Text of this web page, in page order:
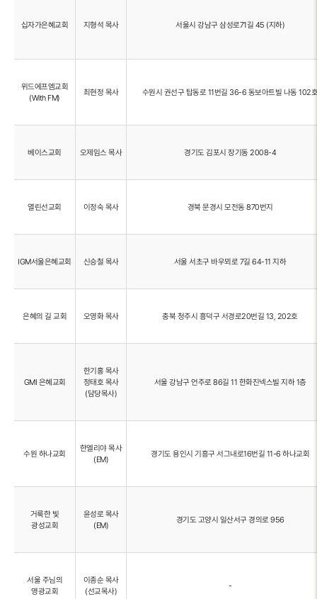
십자가은혜교회 지형석 목사 서울시 강남구 삼성로71길 45 (지하)
위드에프엠교회
(With FM)
최현정 목사 수원시 권선구 탑동로 11번길 36-6 동보아트빌 나동 102
베이스교회 오제임스 목사 경기도 김포시 장기동 2008-4
열린선교회 이정숙 목사 경북 문경시 모전동 870번지
IGM서울은혜교회 신승철 목사 서울 서초구 바우뫼로 7길 64-11 지하
은혜의 길 교회 오영화 목사 충북 청주시 흥덕구 서경로20번길 13, 202호
GMI 은혜교회
한기홍 목사
정태호 목사
(담당목사)
서울 강남구 언주로 86길 11 한화진넥스빌 지하 1층
수원 하나교회
한엘리야 목사
(EM)
경기도 용인시 기흥구 서그내로16번길 11-6 하나교회
거룩한 빛
광성교회
윤성로 목사
(EM)
경기도 고양시 일산서구 경의로 956
서울 주님의
영광교회
이종순 목사
(선교목사)
-